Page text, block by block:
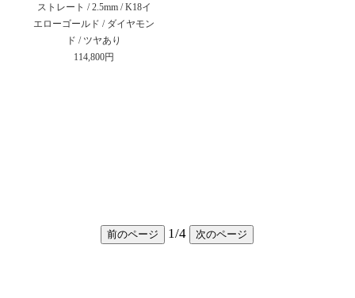
ストレート / 2.5mm / K18イ
エローゴールド / ダイヤモン
ド / ツヤあり
114,800円
前のページ 1/4 次のページ